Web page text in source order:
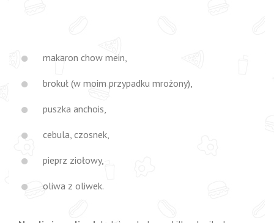
makaron chow mein,
brokuł (w moim przypadku mrożony),
puszka anchois,
cebula, czosnek,
pieprz ziołowy,
oliwa z oliwek.